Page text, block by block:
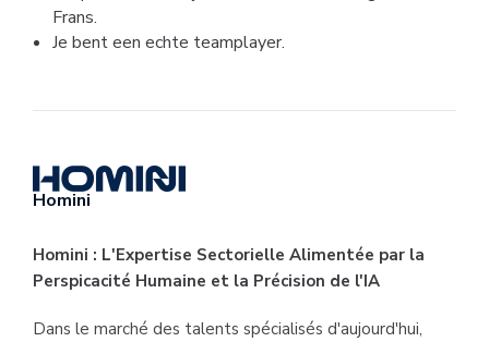
Frans.
Je bent een echte teamplayer.
Homini
Homini : L'Expertise Sectorielle Alimentée par la
Perspicacité Humaine et la Précision de l'IA
Dans le marché des talents spécialisés d'aujourd'hui,